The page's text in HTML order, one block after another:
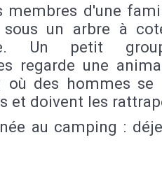
membres d'une
sous un arbre à
Un petit
regarde une
où des hommes se
et doivent les
au camping :